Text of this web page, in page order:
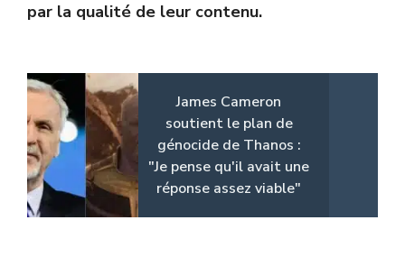
par la qualité de leur contenu.
James Cameron
soutient le plan de
génocide de Thanos :
"Je pense qu'il avait une
réponse assez viable"